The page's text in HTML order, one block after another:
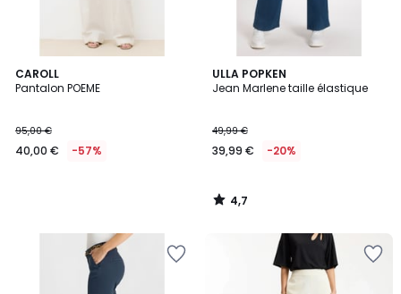
CAROLL
Pantalon POEME
95,00 €
40,00 € -57%
ULLA POPKEN
Jean Marlene taille élastique
49,99 €
39,99 € -20%
4,7
/ 5
4,7
/